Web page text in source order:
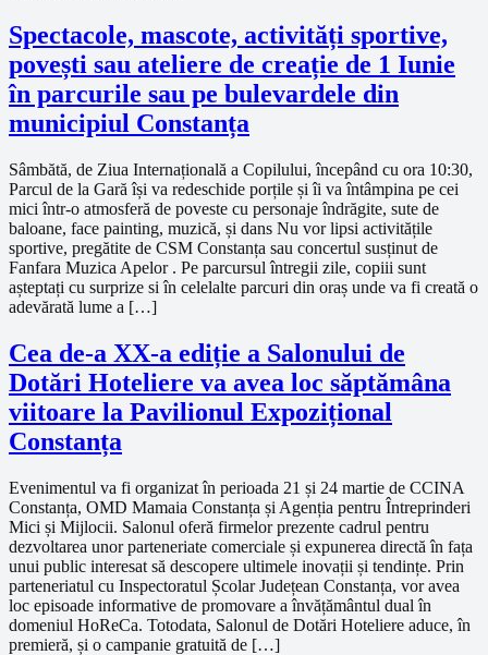
Spectacole, mascote, activități sportive,
povești sau ateliere de creație de 1 Iunie
în parcurile sau pe bulevardele din
municipiul Constanța
Sâmbătă, de Ziua Internațională a Copilului, începând cu ora 10:30,
Parcul de la Gară își va redeschide porțile și îi va întâmpina pe cei
mici într-o atmosferă de poveste cu personaje îndrăgite, sute de
baloane, face painting, muzică, și dans Nu vor lipsi activitățile
sportive, pregătite de CSM Constanța sau concertul susținut de
Fanfara Muzica Apelor . Pe parcursul întregii zile, copiii sunt
așteptați cu surprize si în celelalte parcuri din oraș unde va fi creată o
adevărată lume a […]
Cea de-a XX-a ediție a Salonului de
Dotări Hoteliere va avea loc săptămâna
viitoare la Pavilionul Expozițional
Constanța
Evenimentul va fi organizat în perioada 21 și 24 martie de CCINA
Constanța, OMD Mamaia Constanța și Agenția pentru Întreprinderi
Mici și Mijlocii. Salonul oferă firmelor prezente cadrul pentru
dezvoltarea unor parteneriate comerciale și expunerea directă în fața
unui public interesat să descopere ultimele inovații și tendințe. Prin
parteneriatul cu Inspectoratul Școlar Județean Constanța, vor avea
loc episoade informative de promovare a învățământul dual în
domeniul HoReCa. Totodata, Salonul de Dotări Hoteliere aduce, în
premieră, și o campanie gratuită de […]